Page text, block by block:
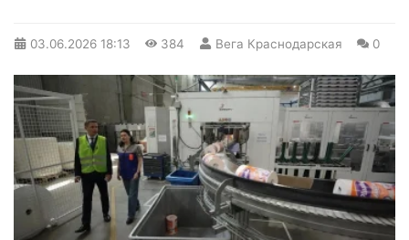
03.06.2026 18:13 384 Вега Краснодарская 0